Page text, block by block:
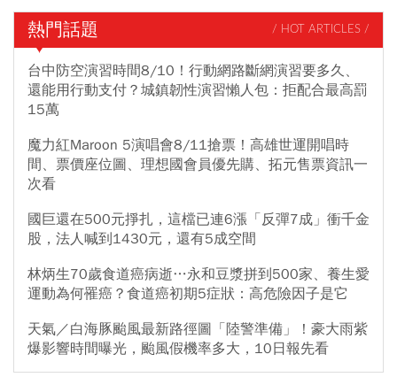
熱門話題 / HOT ARTICLES /
台中防空演習時間8/10！行動網路斷網演習要多久、
還能用行動支付？城鎮韌性演習懶人包：拒配合最高罰
15萬
魔力紅Maroon 5演唱會8/11搶票！高雄世運開唱時
間、票價座位圖、理想國會員優先購、拓元售票資訊一
次看
國巨還在500元掙扎，這檔已連6漲「反彈7成」衝千金
股，法人喊到1430元，還有5成空間
林炳生70歲食道癌病逝…永和豆漿拼到500家、養生愛
運動為何罹癌？食道癌初期5症狀：高危險因子是它
天氣／白海豚颱風最新路徑圖「陸警準備」！豪大雨紫
爆影響時間曝光，颱風假機率多大，10日報先看